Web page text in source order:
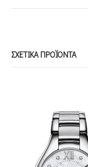
ΣΧΕΤΙΚΆ ΠΡΟΪΌΝΤΑ